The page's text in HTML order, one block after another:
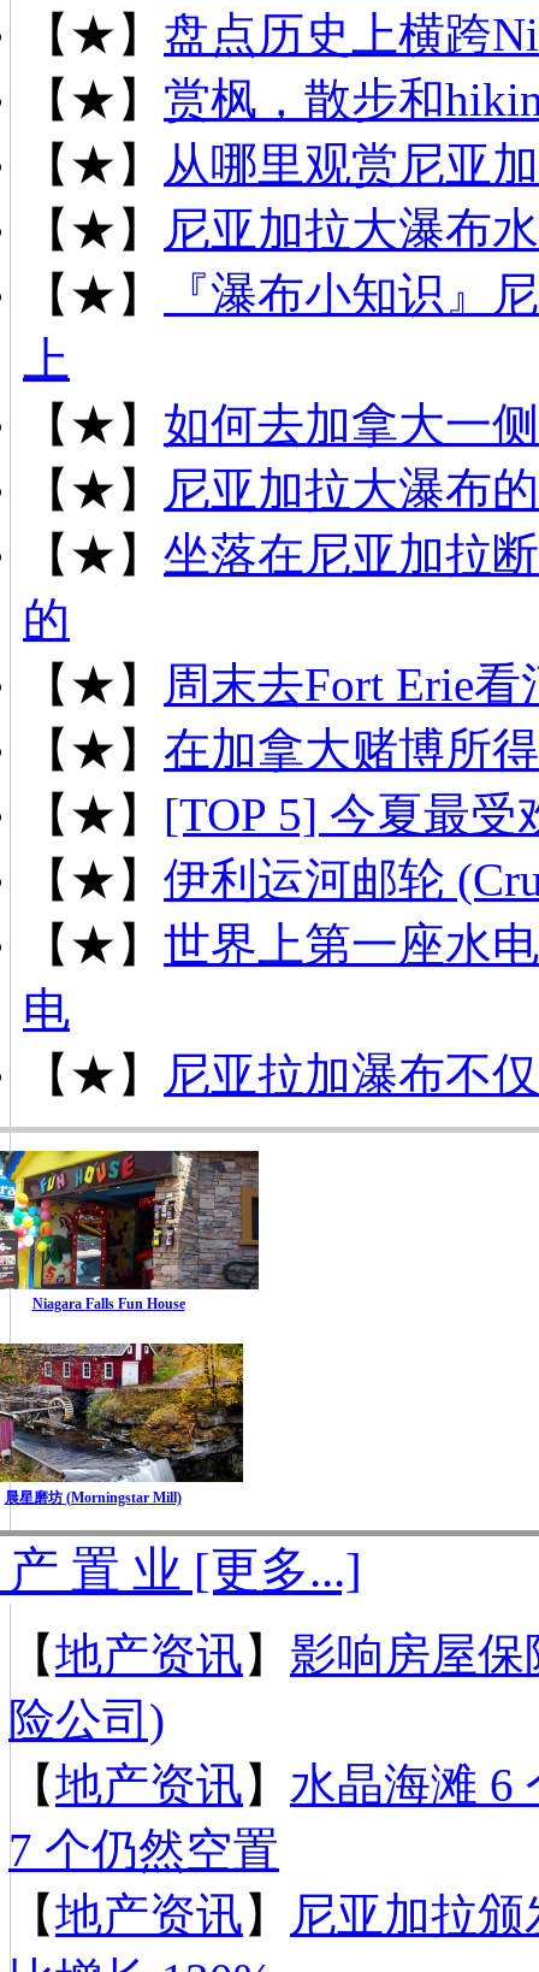
【★】 盘点历史上横跨
【★】 赏枫，散步和
【★】 从哪里观赏尼亚
【★】
尼亚加拉大瀑布
【★】
『瀑布小知识』
上
【★】 如何去加拿大一
【★】
尼亚加拉大瀑布
【★】 坐落在尼亚加拉
的
【★】 周末去Fort Erie
【★】 在加拿大赌博所
【★】 [TOP 5] 今夏最受
【★】 伊利运河邮轮
【★】 世界上第一座水
电
【★】
尼亚拉加瀑布不
Niagara Falls Fun House
晨星磨坊 (Morningstar Mill)
置 业 [更多...]
【地产资讯】 影响房屋保
险公司)
【地产资讯】 水晶海滩 6
7 个仍然空置
【地产资讯】
尼亚加拉